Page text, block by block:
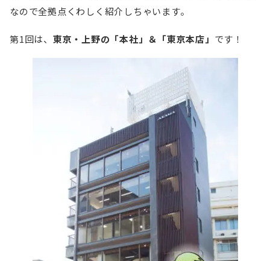
なので全拠点くわしく紹介しちゃいます。
第1回は、 東京・上野の「本社」＆「東京本店」 です！